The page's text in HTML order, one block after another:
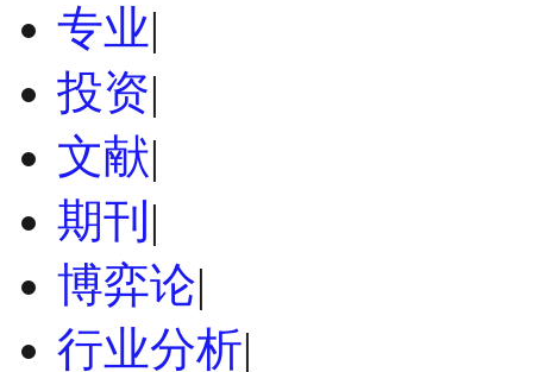
专业|
投资|
文献|
期刊 |
博弈论|
行业分析|